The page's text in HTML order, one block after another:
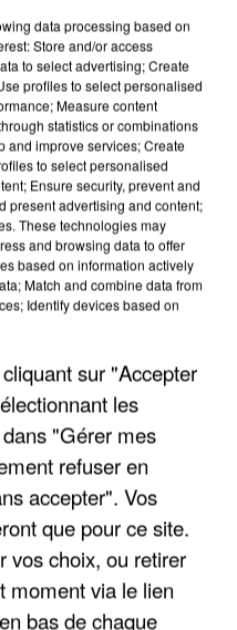
DE LA DZ
data processing based on
Store and/or access
to select advertising; Create
profiles to select personalised
Measure content
statistics or combinations
and improve services; Create
to select personalised
Ensure security, prevent and
present advertising and content;
These technologies may
and browsing data to offer
based on information actively
Match and combine data from
Identify devices based on
sur "Accepter
les
"Gérer mes
refuser en
accepter". Vos
que pour ce site.
vos choix, ou retirer
moment via le lien
bas de chaque